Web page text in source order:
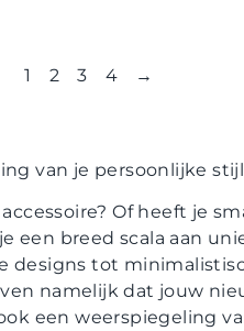
1 2 3 4 →
van je persoonlijke stijl
Of heeft je
een breed scala aan
designs tot
namelijk dat jouw
een weerspiegeling